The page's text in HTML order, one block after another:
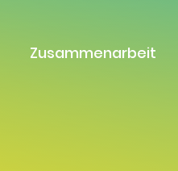
Zusammenarbeit